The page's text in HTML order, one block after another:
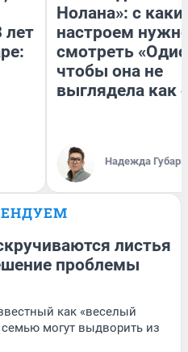
лет
Нолана»: с
настроем
смотреть
чтобы она не
выглядела как
Надежда Губарь
листья
проблемы
как «веселый
могут выдворить из